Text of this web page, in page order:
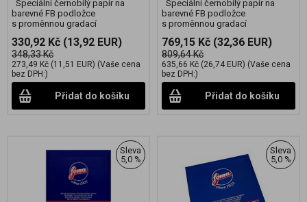
Speciální černobílý papír na
barevné FB podložce
s proměnnou gradací
330,92 Kč (13,92 EUR)
348,33 Kč
273,49 Kč (11,51 EUR) (Vaše cena
bez DPH:)
Přidat do košíku
Speciální černobílý papír na
barevné FB podložce
s proměnnou gradací
769,15 Kč (32,36 EUR)
809,64 Kč
635,66 Kč (26,74 EUR) (Vaše cena
bez DPH:)
Přidat do košíku
Sleva
5,0 %
Sleva
5,0 %